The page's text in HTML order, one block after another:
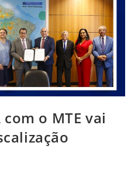
o MTE vai